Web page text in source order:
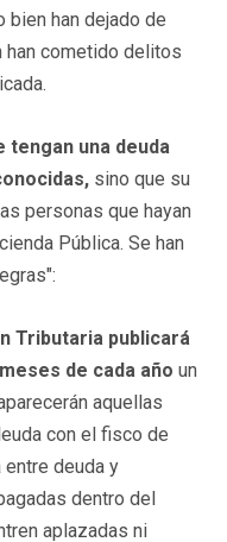
han dejado de
han cometido delitos
tengan una deuda
sino que su
personas que hayan
Pública. Se han
Tributaria publicará
de cada año un
aquellas
con el fisco de
deuda y
dentro del
aplazadas ni